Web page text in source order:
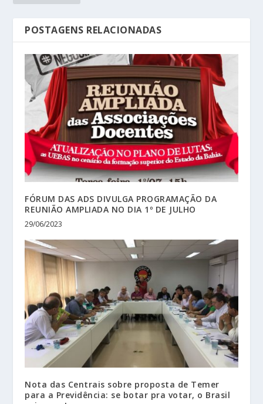
POSTAGENS RELACIONADAS
FÓRUM DAS ADS DIVULGA PROGRAMAÇÃO DA
REUNIÃO AMPLIADA NO DIA 1º DE JULHO
29/06/2023
Nota das Centrais sobre proposta de Temer
para a Previdência: se botar pra votar, o Brasil